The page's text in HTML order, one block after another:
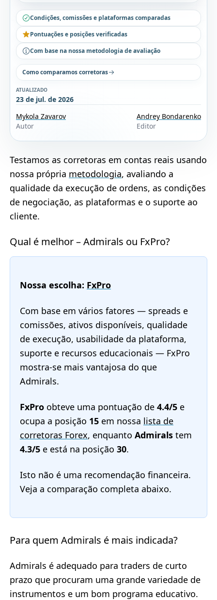
Condições, comissões e plataformas comparadas
Pontuações e posições verificadas
Com base na nossa metodologia de avaliação
Como comparamos corretoras
ATUALIZADO
23 de jul. de 2026
Mykola Zavarov
Autor
Andrey Bondarenko
Editor
Testamos as corretoras em contas reais usando
nossa própria metodologia, avaliando a
qualidade da execução de ordens, as condições
de negociação, as plataformas e o suporte ao
cliente.
Qual é melhor – Admirals ou FxPro?
Nossa escolha: FxPro
Com base em vários fatores — spreads e
comissões, ativos disponíveis, qualidade
de execução, usabilidade da plataforma,
suporte e recursos educacionais — FxPro
mostra-se mais vantajosa do que
Admirals.
FxPro obteve uma pontuação de 4.4/5 e
ocupa a posição 15 em nossa lista de
corretoras Forex, enquanto Admirals tem
4.3/5 e está na posição 30.
Isto não é uma recomendação financeira.
Veja a comparação completa abaixo.
Para quem Admirals é mais indicada?
Admirals é adequado para traders de curto
prazo que procuram uma grande variedade de
instrumentos e um bom programa educativo.